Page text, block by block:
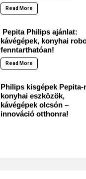
Read More
Pepita Philips ajánlat:
kávégépek, konyhai
fenntarthatóan!
Read More
Philips kisgépek Pepita-
konyhai eszközök,
kávégépek olcsón –
innováció otthonra!